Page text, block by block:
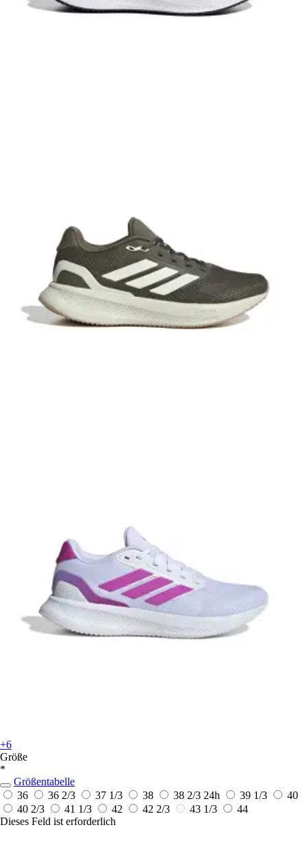
+6
Größe
*
Größentabelle
36
36 2/3 37 1/3 38 38 2/3 24h 39 1/3
40
40 2/3
41 1/3 42 42 2/3 43 1/3
44
Dieses Feld ist erforderlich